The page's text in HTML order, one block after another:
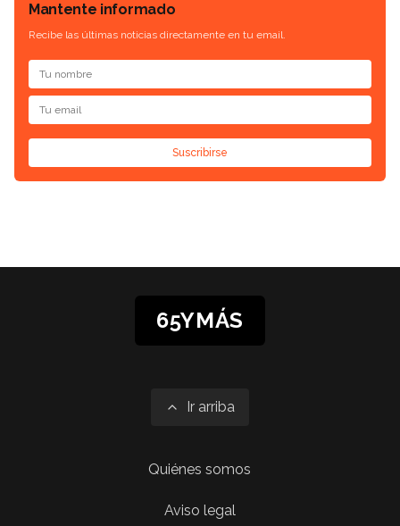
Mantente informado
Recibe las últimas noticias directamente en tu email.
Suscribirse
65YMÁS
Ir arriba
Quiénes somos
Aviso legal